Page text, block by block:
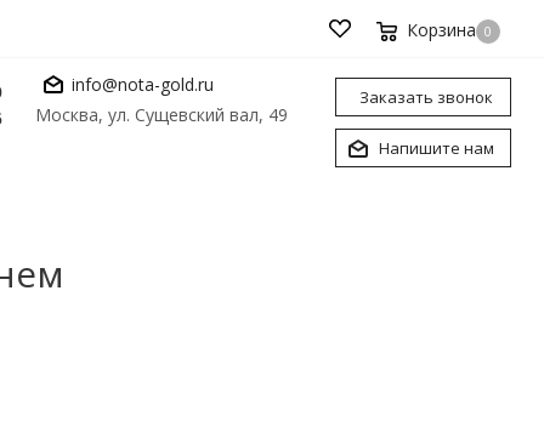
Корзина 0
info@nota-gold.ru
Москва, ул. Сущевский вал, 49
Заказать звонок
Напишите нам